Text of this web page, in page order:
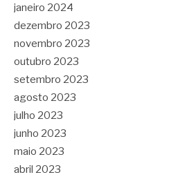
janeiro 2024
dezembro 2023
novembro 2023
outubro 2023
setembro 2023
agosto 2023
julho 2023
junho 2023
maio 2023
abril 2023